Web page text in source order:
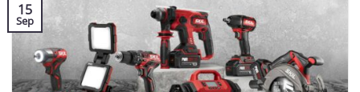
15
Sep